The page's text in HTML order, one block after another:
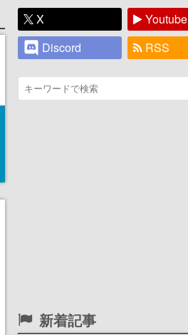
X
Youtube
Discord
RSS
新着記事